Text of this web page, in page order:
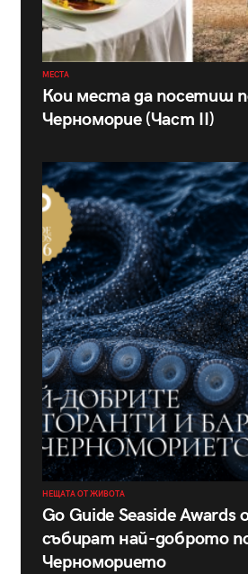
МЕСТА
Кои места да посетиш
Черноморие (Част II)
НЕЩАТА ОТ ЖИВОТА
Go Guide Seaside
събират най-доброто
Черноморието